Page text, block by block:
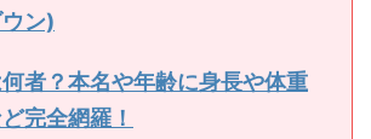
ン)
何者？本名や年齢に身長や体重
完全網羅！